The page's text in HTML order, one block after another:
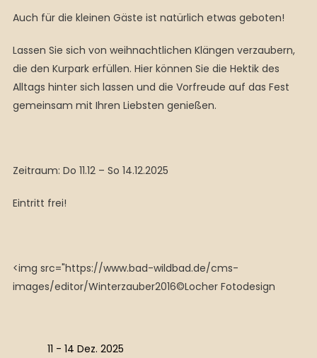
Auch für die kleinen Gäste ist natürlich etwas geboten!
Lassen Sie sich von weihnachtlichen Klängen verzaubern,
die den Kurpark erfüllen. Hier können Sie die Hektik des
Alltags hinter sich lassen und die Vorfreude auf das Fest
gemeinsam mit Ihren Liebsten genießen.
Zeitraum: Do 11.12 – So 14.12.2025
Eintritt frei!
<img src="https://www.bad-wildbad.de/cms-
images/editor/Winterzauber2016©Locher Fotodesign
11 - 14 Dez. 2025